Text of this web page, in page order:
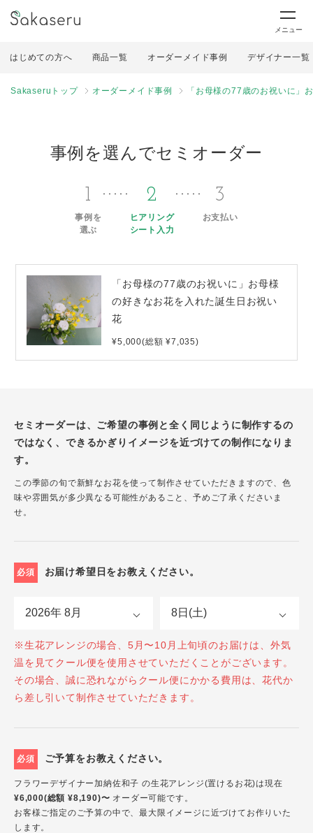
メニュー
はじめての方へ 商品一覧 オーダーメイド事例 デザイナー一覧
Sakaseruトップ オーダーメイド事例 「お母様の77歳のお祝いに」
事例を選んでセミオーダー
1
事例を
選ぶ
2
ヒアリング
シート入力
3
お支払い
「お母様の77歳のお祝いに」お母様
の好きなお花を入れた誕生日お祝い
花
¥5,000(総額 ¥7,035)
セミオーダーは、ご希望の事例と全く同じように制作するの
ではなく、できるかぎりイメージを近づけての制作になりま
す。
この季節の旬で新鮮なお花を使って制作させていただきますので、色
味や雰囲気が多少異なる可能性があること、予めご了承くださいま
せ。
必須 お届け希望日をお教えください。
※生花アレンジの場合、5月〜10月上旬頃のお届けは、外気
温を見てクール便を使用させていただくことがございます。
その場合、誠に恐れながらクール便にかかる費用は、花代か
ら差し引いて制作させていただきます。
必須 ご予算をお教えください。
フラワーデザイナー加納佐和子 の生花アレンジ(置けるお花)は現在
¥6,000(総額 ¥8,190)〜 オーダー可能です。
お客様ご指定のご予算の中で、最大限イメージに近づけてお作りいた
します。